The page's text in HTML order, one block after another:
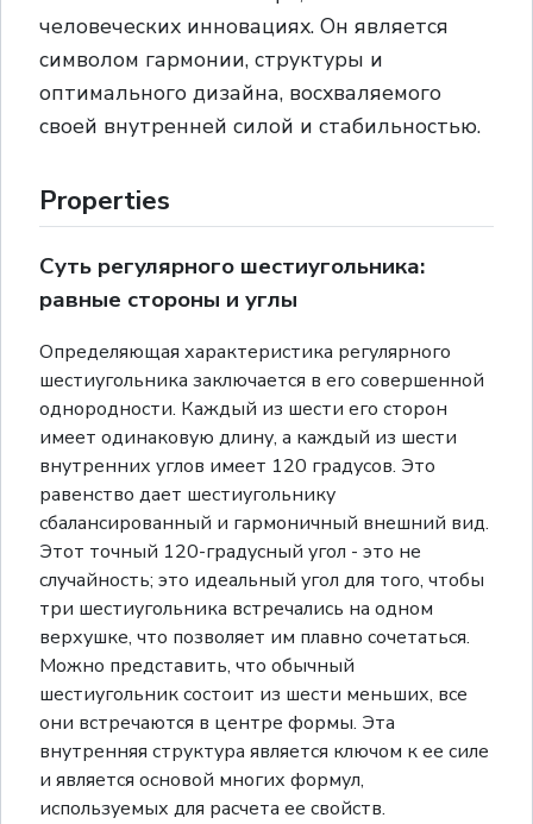
человеческих инновациях. Он является
символом гармонии, структуры и
оптимального дизайна, восхваляемого
своей внутренней силой и стабильностью.
Properties
Суть регулярного шестиугольника:
равные стороны и углы
Определяющая характеристика регулярного
шестиугольника заключается в его совершенной
однородности. Каждый из шести его сторон
имеет одинаковую длину, а каждый из шести
внутренних углов имеет 120 градусов. Это
равенство дает шестиугольнику
сбалансированный и гармоничный внешний вид.
Этот точный 120-градусный угол - это не
случайность; это идеальный угол для того, чтобы
три шестиугольника встречались на одном
верхушке, что позволяет им плавно сочетаться.
Можно представить, что обычный
шестиугольник состоит из шести меньших, все
они встречаются в центре формы. Эта
внутренняя структура является ключом к ее силе
и является основой многих формул,
используемых для расчета ее свойств.